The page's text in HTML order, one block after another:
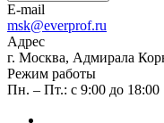
E-mail
msk@everprof.ru
Адрес
г. Москва, Адмирала
Режим работы
Пн. – Пт.: с 9:00 до 18:00